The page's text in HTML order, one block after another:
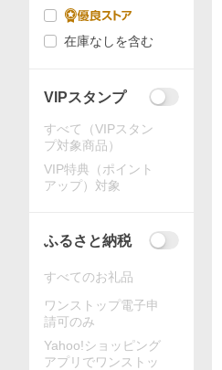
在庫なしを含む
VIPスタンプ
すべて（VIPスタン
プ対象商品）
VIP特典（ポイント
アップ）対象
ふるさと納税
すべてのお礼品
ワンストップ電子申
請可のみ
Yahoo!ショッピング
アプリでワンストッ